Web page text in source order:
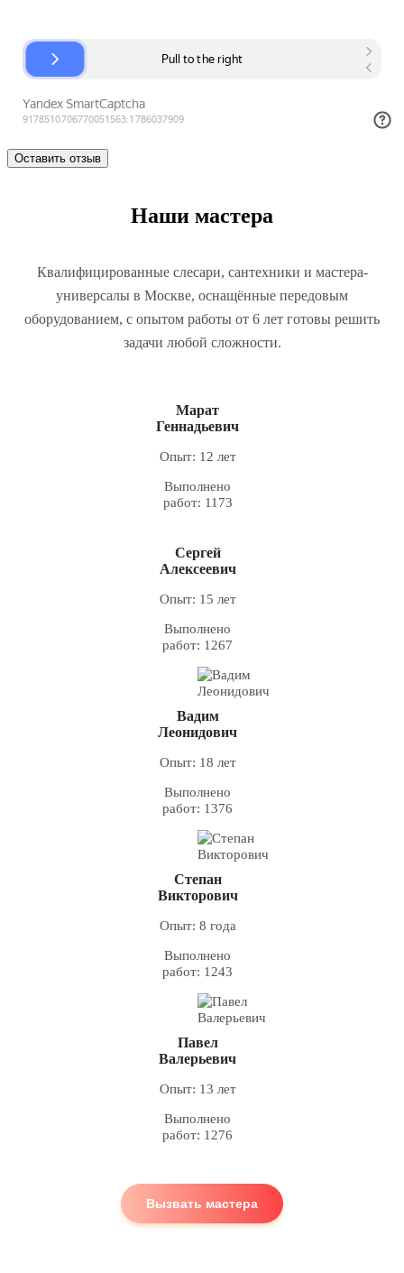
Наши мастера
Квалифицированные слесари, сантехники и мастера-
универсалы в Москве, оснащённые передовым
оборудованием, с опытом работы от 6 лет готовы решить
задачи любой сложности.
Марат
Геннадьевич
Опыт: 12 лет
Выполнено
работ: 1173
Сергей
Алексеевич
Опыт: 15 лет
Выполнено
работ: 1267
Вадим
Леонидович
Опыт: 18 лет
Выполнено
работ: 1376
Степан
Викторович
Опыт: 8 года
Выполнено
работ: 1243
Павел
Валерьевич
Опыт: 13 лет
Выполнено
работ: 1276
Вызвать мастера